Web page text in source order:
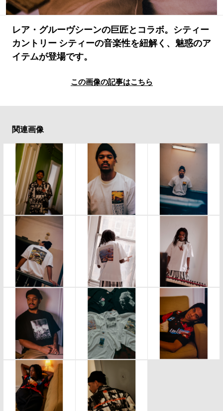
レア・グルーヴシーンの巨匠とコラボ。シティー
カントリー シティーの音楽性を紐解く、魅惑のア
イテムが登場です。
この画像の記事はこちら
関連画像